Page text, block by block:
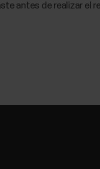
antes de realizar el